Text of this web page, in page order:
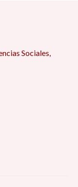
Sociales,